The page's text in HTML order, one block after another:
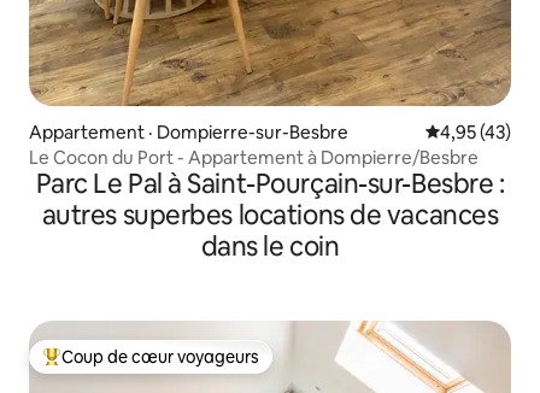
Appartement · Dompierre-sur-Besbre Note
4,95 (43)
Le Cocon du Port - Appartement à Dompierre/Besbre
Parc Le Pal à Saint-Pourçain-sur-Besbre :
autres superbes locations de vacances
dans le coin
Coup de cœur voyageurs parmi les plus aimés
Coup de cœur voyageurs